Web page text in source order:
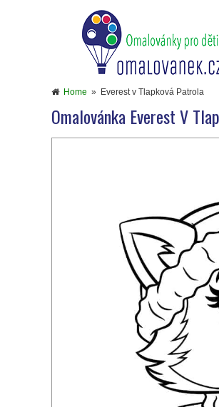
Home » Everest v Tlapková Patrola
Omalovánka Everest V